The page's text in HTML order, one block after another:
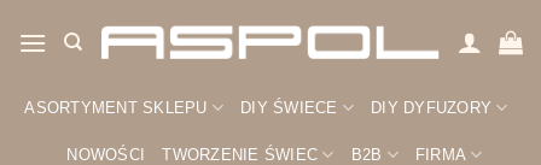
ASORTYMENT SKLEPU DIY ŚWIECE DIY DYFUZORY
NOWOŚCI TWORZENIE ŚWIEC B2B FIRMA